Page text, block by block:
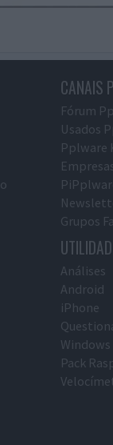
CANAIS
Fórum
Usados
Pplware
Grupos
Análises
Android
iPhone
Pack